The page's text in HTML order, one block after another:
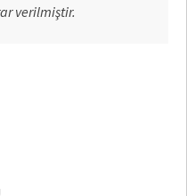
verilmiştir.